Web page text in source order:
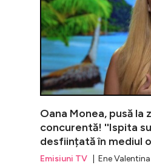
Oana Monea, pusă la
concurentă! ''Ispita
desființată în mediul
Emisiuni TV | Ene